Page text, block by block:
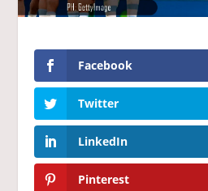
Facebook
Twitter
LinkedIn
Pinterest